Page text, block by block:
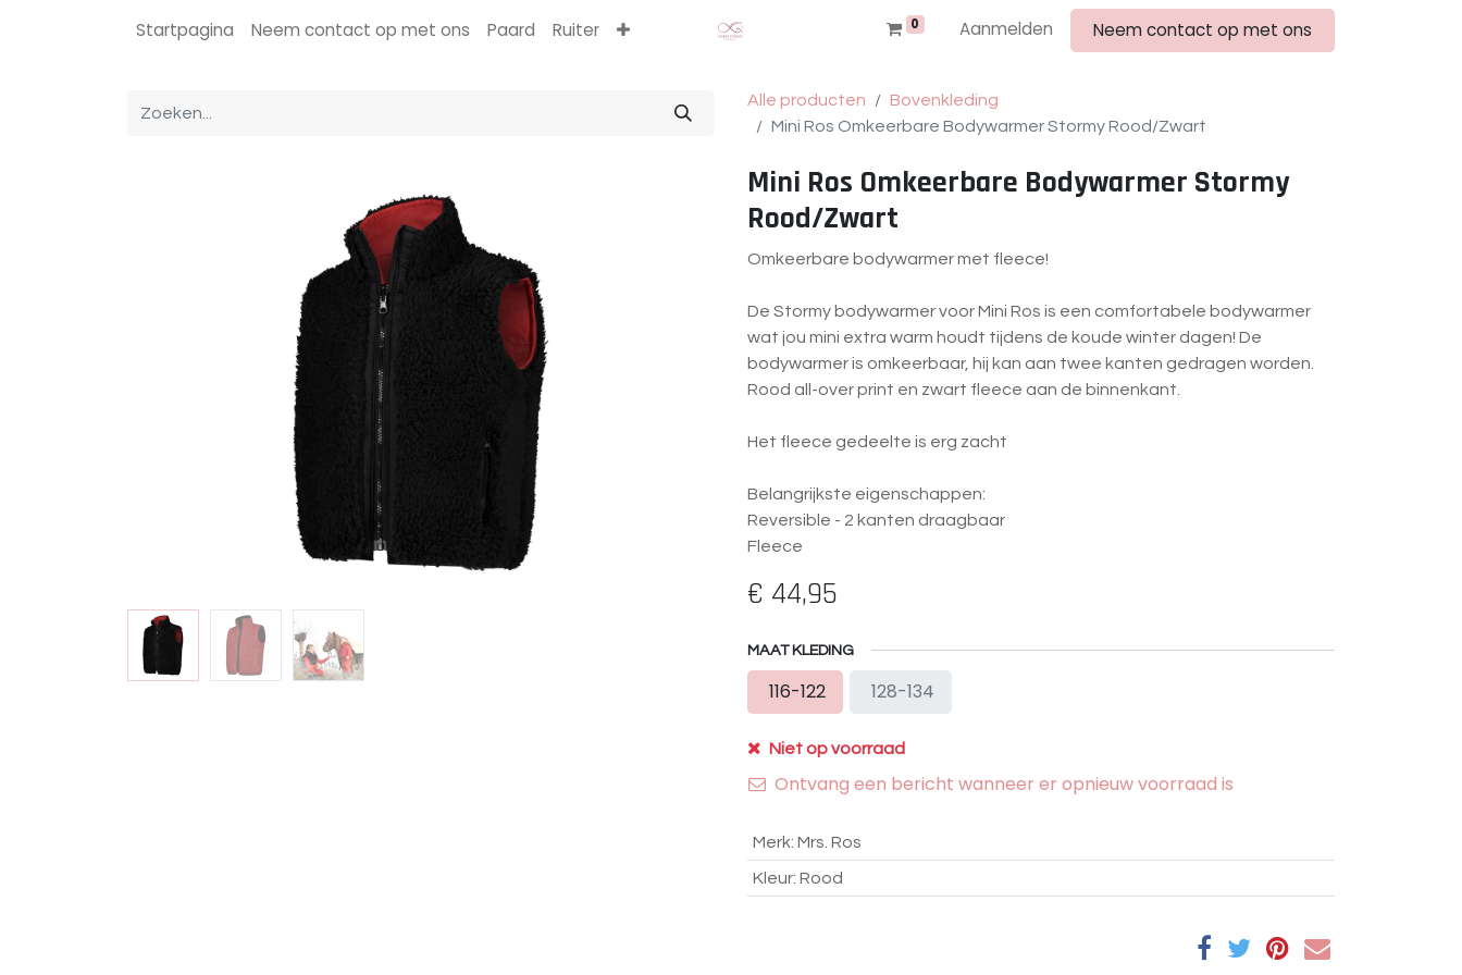
0 Aanmelden Neem contact op met ons
Startpagina Neem contact op met ons Paard Ruiter
Alle producten
Bovenkleding
Mini Ros Omkeerbare Bodywarmer Stormy Rood/Zwart
Mini Ros Omkeerbare Bodywarmer Stormy
Rood/Zwart
Omkeerbare bodywarmer met fleece!
De Stormy bodywarmer voor Mini Ros is een comfortabele bodywarmer
wat jou mini extra warm houdt tijdens de koude winter dagen! De
bodywarmer is omkeerbaar, hij kan aan twee kanten gedragen worden.
Rood all-over print en zwart fleece aan de binnenkant.
Het fleece gedeelte is erg zacht
Belangrijkste eigenschappen:
Reversible - 2 kanten draagbaar
Fleece
€ 44,95
MAAT KLEDING
116-122 128-134
Niet op voorraad
Ontvang een bericht wanneer er opnieuw voorraad is
Merk: Mrs. Ros
Kleur: Rood